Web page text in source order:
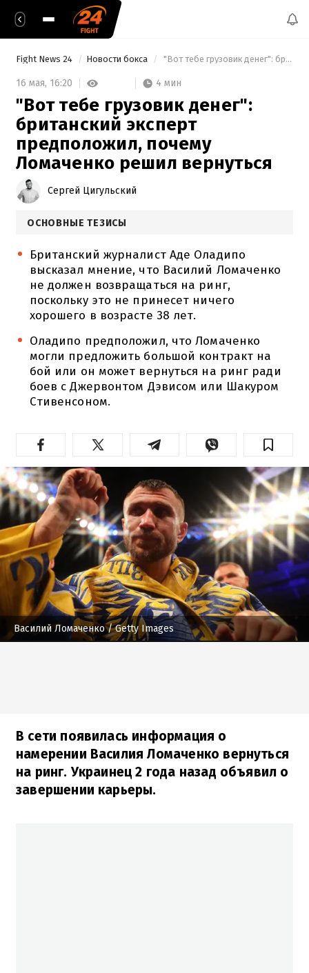
Fight News 24 Новости бокса "Вот тебе грузовик денег": британский эксперт предположил, почему Ломаченко решил вернуться
16 мая, 16:20 4 мин
"Вот тебе грузовик денег":
британский эксперт
предположил, почему
Ломаченко решил вернуться
Сергей Цигульский
ОСНОВНЫЕ ТЕЗИСЫ
Британский журналист Аде Оладипо
высказал мнение, что Василий Ломаченко
не должен возвращаться на ринг,
поскольку это не принесет ничего
хорошего в возрасте 38 лет.
Оладипо предположил, что Ломаченко
могли предложить большой контракт на
бой или он может вернуться на ринг ради
боев с Джервонтом Дэвисом или Шакуром
Стивенсоном.
Василий Ломаченко/ Getty Images
В сети появилась информация о
намерении Василия Ломаченко вернуться
на ринг. Украинец 2 года назад объявил о
завершении карьеры.